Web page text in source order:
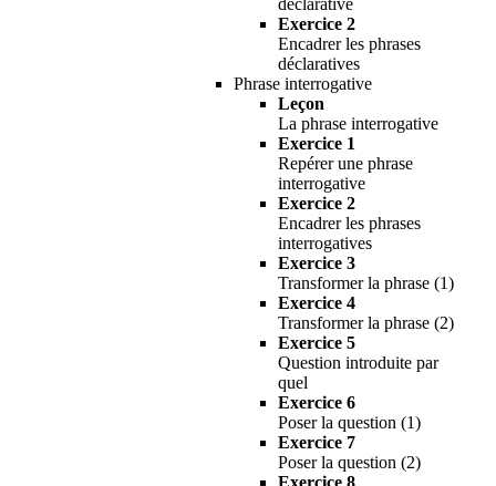
Exercice 2
Encadrer les phrases
déclaratives
Phrase interrogative
Leçon
La phrase interrogative
Exercice 1
Repérer une phrase
interrogative
Exercice 2
Encadrer les phrases
interrogatives
Exercice 3
Transformer la phrase (1)
Exercice 4
Transformer la phrase (2)
Exercice 5
Question introduite par
quel
Exercice 6
Poser la question (1)
Exercice 7
Poser la question (2)
Exercice 8